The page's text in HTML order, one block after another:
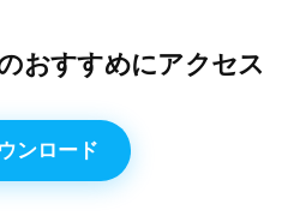
おすすめにアクセス
ンロード